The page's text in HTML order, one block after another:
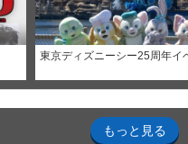
東京ディズニーシー25周年イ
もっと見る